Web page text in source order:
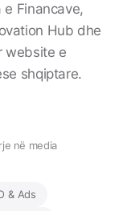
Financave,
Hub dhe
website e
shqiptare.
në media
& Ads